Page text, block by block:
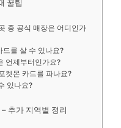
꿀팁
중 공식 매장은 어디인가
드를 살 수 있나요?
언제부터인가요?
켓몬 카드를 파나요?
있나요?
추가 지역별 정리